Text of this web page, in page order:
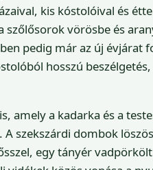
kis kóstolóival és
szőlősorok vörösbe és
pedig már az új évjárat
hosszú
amely a kadarka és a
szekszárdi dombok
egy tányér